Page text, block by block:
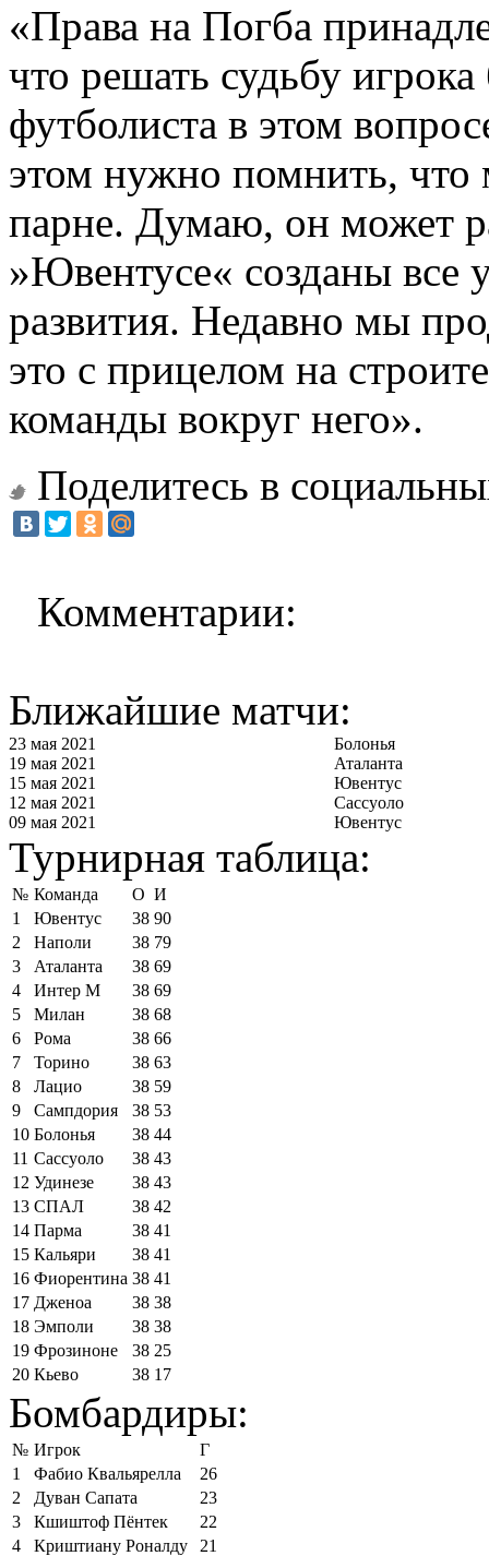
«Права на Погба
что решать судьбу
футболиста в этом
этом нужно помнить,
парне. Думаю, он может
»Ювентусе« созданы все
развития. Недавно мы
это с прицелом на
команды вокруг него».
Поделитесь в
Комментарии:
Ближайшие матчи:
23 мая 2021
Болонья
19 мая 2021
Аталанта
15 мая 2021
Ювентус
12 мая 2021
Сассуоло
09 мая 2021
Ювентус
Турнирная таблица:
№ Команда О И
1
Ювентус 38 90
2
Наполи 38 79
3
Аталанта 38 69
4
Интер М 38 69
5
Милан 38 68
6
Рома 38 66
7
Торино 38 63
8
Лацио 38 59
9
Сампдория 38 53
10 Болонья 38 44
11 Сассуоло 38 43
12 Удинезе 38 43
13 СПАЛ 38 42
14 Парма 38 41
15 Кальяри 38 41
16 Фиорентина 38 41
17 Дженоа 38 38
18 Эмполи 38 38
19 Фрозиноне 38 25
20 Кьево 38 17
Бомбардиры:
№ Игрок
Г
1
Фабио Квальярелла
26
2
Дуван Сапата
23
3
Кшиштоф Пёнтек
22
4
Криштиану Роналду
21